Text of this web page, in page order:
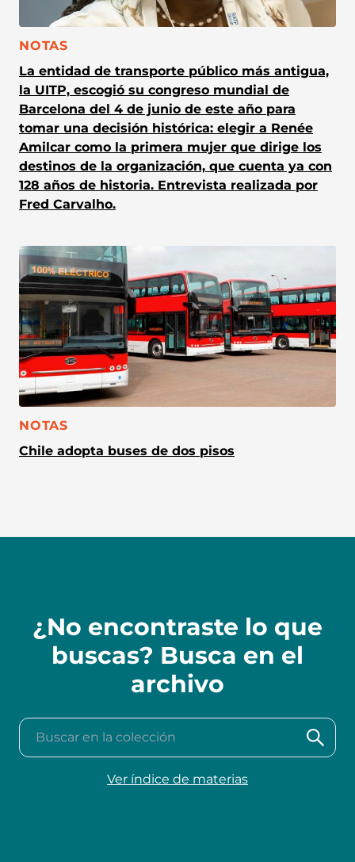
CATEGORÍA:
NOTAS
La entidad de transporte público más antigua,
la UITP, escogió su congreso mundial de
Barcelona del 4 de junio de este año para
tomar una decisión histórica: elegir a Renée
Amilcar como la primera mujer que dirige los
destinos de la organización, que cuenta ya con
128 años de historia. Entrevista realizada por
Fred Carvalho.
CATEGORÍA:
NOTAS
Chile adopta buses de dos pisos
¿No encontraste lo que
buscas? Busca en el
archivo
Buscar en la colección
Ver índice de materias